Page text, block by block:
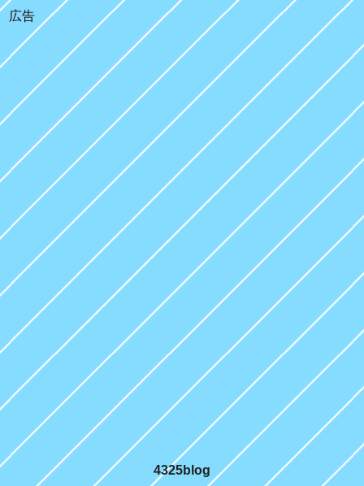
広告
4325blog